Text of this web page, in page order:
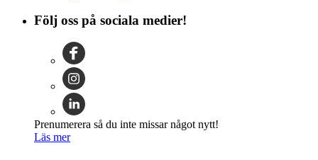
Följ oss på sociala medier!
Prenumerera så du inte missar något nytt!
Läs mer